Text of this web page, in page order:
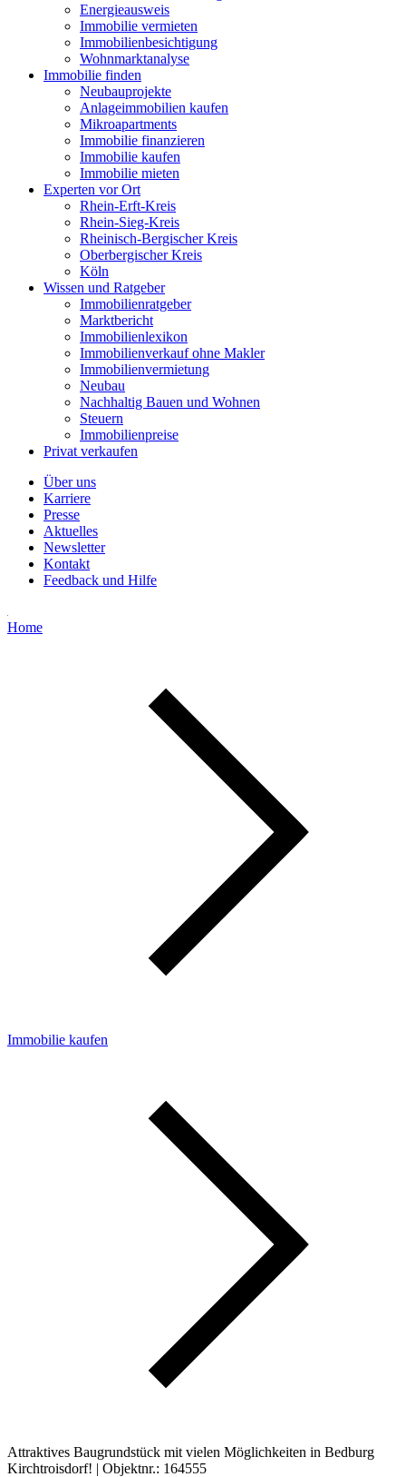
Energieausweis
Immobilie vermieten
Immobilienbesichtigung
Wohnmarktanalyse
Immobilie finden
Neubauprojekte
Anlageimmobilien kaufen
Mikroapartments
Immobilie finanzieren
Immobilie kaufen
Immobilie mieten
Experten vor Ort
Rhein-Erft-Kreis
Rhein-Sieg-Kreis
Rheinisch-Bergischer Kreis
Oberbergischer Kreis
Köln
Wissen und Ratgeber
Immobilienratgeber
Marktbericht
Immobilienlexikon
Immobilienverkauf ohne Makler
Immobilienvermietung
Neubau
Nachhaltig Bauen und Wohnen
Steuern
Immobilienpreise
Privat verkaufen
Über uns
Karriere
Presse
Aktuelles
Newsletter
Kontakt
Feedback und Hilfe
Home
Immobilie kaufen
Attraktives Baugrundstück mit vielen Möglichkeiten in Bedburg
Kirchtroisdorf! | Objektnr.: 164555